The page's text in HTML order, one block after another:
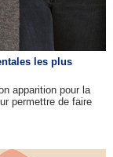
les plus
apparition pour la
permettre de faire